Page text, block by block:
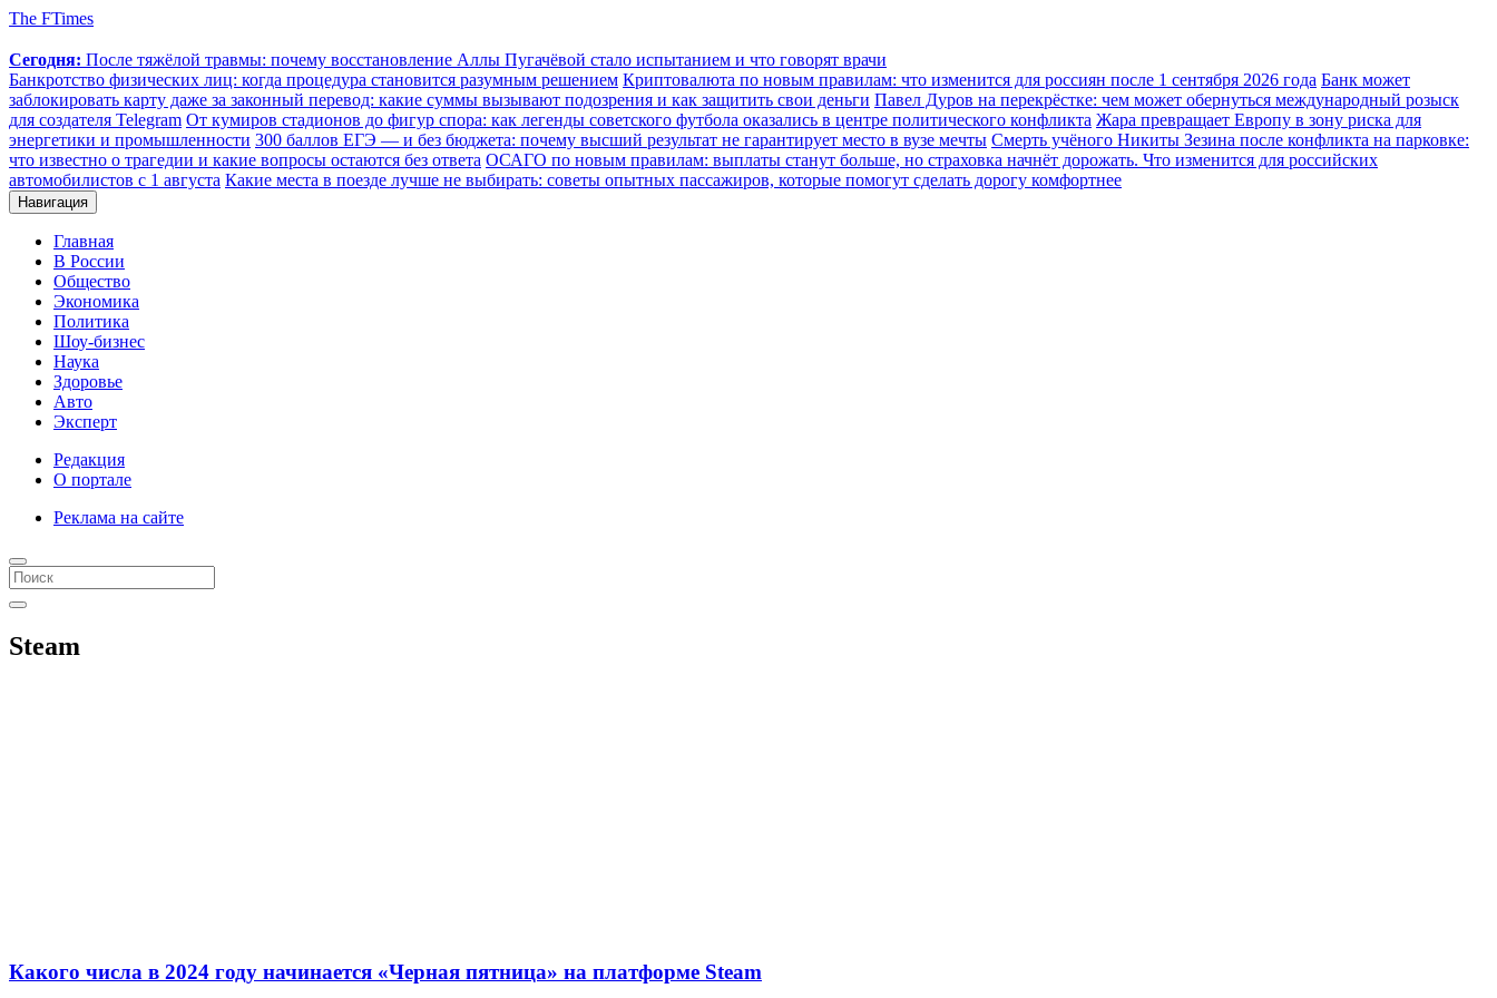
The FTimes
Сегодня: После тяжёлой травмы: почему восстановление Аллы Пугачёвой стало испытанием и что говорят врачи
Банкротство физических лиц: когда процедура становится разумным решением Криптовалюта по новым правилам: что изменится для россиян после 1 сентября 2026 года Банк может
заблокировать карту даже за законный перевод: какие суммы вызывают подозрения и как защитить свои деньги Павел Дуров на перекрёстке: чем может обернуться международный розыск
для создателя Telegram От кумиров стадионов до фигур спора: как легенды советского футбола оказались в центре политического конфликта Жара превращает Европу в зону риска для
энергетики и промышленности 300 баллов ЕГЭ — и без бюджета: почему высший результат не гарантирует место в вузе мечты Смерть учёного Никиты Зезина после конфликта на парковке:
что известно о трагедии и какие вопросы остаются без ответа ОСАГО по новым правилам: выплаты станут больше, но страховка начнёт дорожать. Что изменится для российских
автомобилистов с 1 августа Какие места в поезде лучше не выбирать: советы опытных пассажиров, которые помогут сделать дорогу комфортнее
Навигация
Главная
В России
Общество
Экономика
Политика
Шоу-бизнес
Наука
Здоровье
Авто
Эксперт
Редакция
О портале
Реклама на сайте
Steam
Какого числа в 2024 году начинается «Черная пятница» на платформе Steam